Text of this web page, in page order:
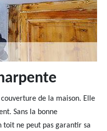
de la maison. Elle
Sans la bonne
toit ne peut pas garantir sa